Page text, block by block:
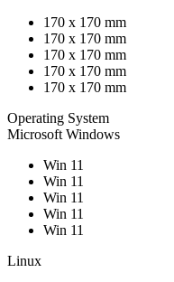
170 x 170 mm
170 x 170 mm
170 x 170 mm
170 x 170 mm
170 x 170 mm
Operating System
Microsoft Windows
Win 11
Win 11
Win 11
Win 11
Win 11
Linux